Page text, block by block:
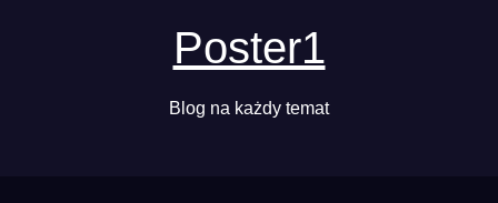
Poster1
Blog na każdy temat